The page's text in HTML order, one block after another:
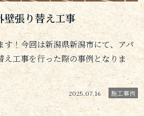
張り替え工事
す！今回は新潟県新潟市にて、アパ
工事を行った際の事例となりま
2025.07.16 施工事例